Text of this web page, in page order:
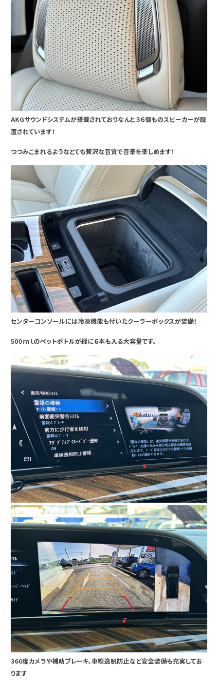
AKGサウンドシステムが搭載されておりなんと３６個ものスピーカーが設
置されています！
つつみこまれるようなとても贅沢な音質で音楽を楽しめます！
センターコンソールには冷凍機能も付いたクーラーボックスが装備！
500ｍｌのペットボトルが縦に６本も入る大容量です。
360度カメラや補助ブレーキ、車線逸脱防止など安全装備も充実してお
ります